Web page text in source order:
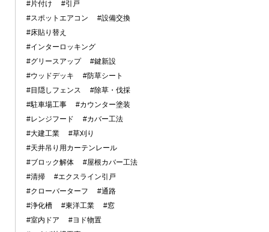
#片付け
#引戸
#スポットエアコン
#設備交換
#床貼り替え
#インターロッキング
#グリースアップ
#鍵新設
#ウッドデッキ
#防草シート
#目隠しフェンス
#除草・伐採
#駐車場工事
#カウンター塗装
#レンジフード
#カバー工法
#大建工業
#草刈り
#天井吊り用カーテンレール
#ブロック解体
#屋根カバー工法
#清掃
#エクスライン引戸
#クローバーターフ
#通路
#浄化槽
#東洋工業
#窓
#室内ドア
#ヨド物置